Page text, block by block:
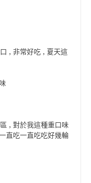
, 非常好吃 , 夏天這
, 對於我這種重口味
直吃一直吃吃好幾輪